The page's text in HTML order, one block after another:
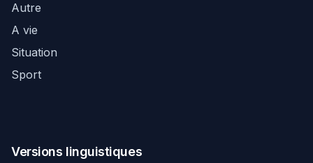
Autre
A vie
Situation
Sport
Versions linguistiques